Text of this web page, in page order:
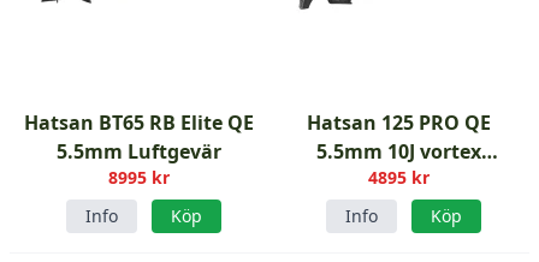
Hatsan BT65 RB Elite QE
5.5mm Luftgevär
8995 kr
Info
Köp
Hatsan 125 PRO QE
5.5mm 10J vortex
luftgevär
4895 kr
Info
Köp